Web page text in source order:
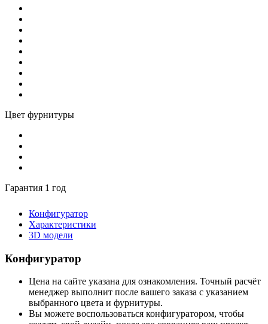
Цвет фурнитуры
Гарантия 1 год
Конфигуратор
Характеристики
3D модели
Конфигуратор
Цена на сайте указана для ознакомления. Точный расчёт
менеджер выполнит после вашего заказа с указанием
выбранного цвета и фурнитуры.
Вы можете воспользоваться конфигуратором, чтобы